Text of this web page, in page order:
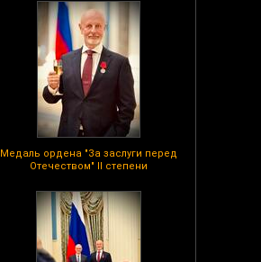
Медаль ордена "За заслуги перед
Отечеством" II степени